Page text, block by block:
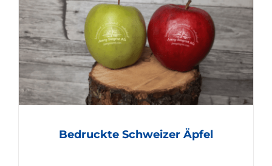
Bedruckte Schweizer Äpfel